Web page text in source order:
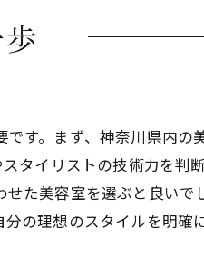
テップ
す。まず、神奈川県内の
タイリストの技術力を判
た美容室を選ぶと良いで
の理想のスタイルを明確